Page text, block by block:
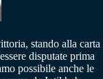
stando alla carta
disputate prima
possibile anche le